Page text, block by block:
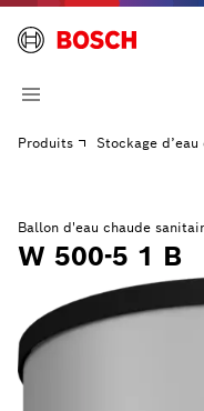
Produits Stockage d’eau
Ballon d'eau chaude
W 500-5 1 B